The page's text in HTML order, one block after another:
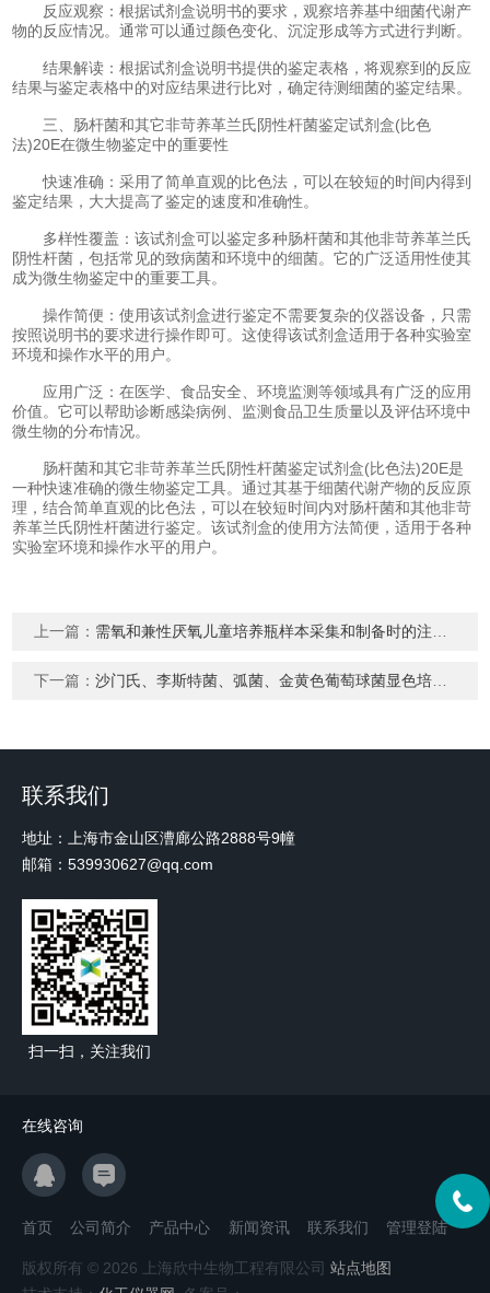
反应观察：根据试剂盒说明书的要求，观察培养基中细菌代谢产
物的反应情况。通常可以通过颜色变化、沉淀形成等方式进行判断。
结果解读：根据试剂盒说明书提供的鉴定表格，将观察到的反应
结果与鉴定表格中的对应结果进行比对，确定待测细菌的鉴定结果。
三、肠杆菌和其它非苛养革兰氏阴性杆菌鉴定试剂盒(比色
法)20E在微生物鉴定中的重要性
快速准确：采用了简单直观的比色法，可以在较短的时间内得到
鉴定结果，大大提高了鉴定的速度和准确性。
多样性覆盖：该试剂盒可以鉴定多种肠杆菌和其他非苛养革兰氏
阴性杆菌，包括常见的致病菌和环境中的细菌。它的广泛适用性使其
成为微生物鉴定中的重要工具。
操作简便：使用该试剂盒进行鉴定不需要复杂的仪器设备，只需
按照说明书的要求进行操作即可。这使得该试剂盒适用于各种实验室
环境和操作水平的用户。
应用广泛：在医学、食品安全、环境监测等领域具有广泛的应用
价值。它可以帮助诊断感染病例、监测食品卫生质量以及评估环境中
微生物的分布情况。
肠杆菌和其它非苛养革兰氏阴性杆菌鉴定试剂盒(比色法)20E是
一种快速准确的微生物鉴定工具。通过其基于细菌代谢产物的反应原
理，结合简单直观的比色法，可以在较短时间内对肠杆菌和其他非苛
养革兰氏阴性杆菌进行鉴定。该试剂盒的使用方法简便，适用于各种
实验室环境和操作水平的用户。
上一篇： 需氧和兼性厌氧儿童培养瓶样本采集和制备时的注意事项：
下一篇：沙门氏、李斯特菌、弧菌、金黄色葡萄球菌显色培养基介绍
联系我们
地址：上海市金山区漕廊公路2888号9幢
邮箱：539930627@qq.com
扫一扫，关注我们
在线咨询
首页 公司简介 产品中心 新闻资讯 联系我们 管理登陆
版权所有 © 2026 上海欣中生物工程有限公司 站点地图